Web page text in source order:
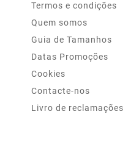
Termos e condições
Quem somos
Guia de Tamanhos
Datas Promoções
Cookies
Contacte-nos
Livro de reclamações